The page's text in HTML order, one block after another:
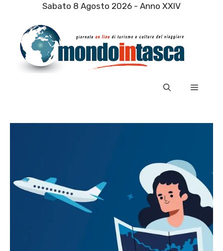
contenuto
Sabato 8 Agosto 2026 - Anno XXIV
Menu